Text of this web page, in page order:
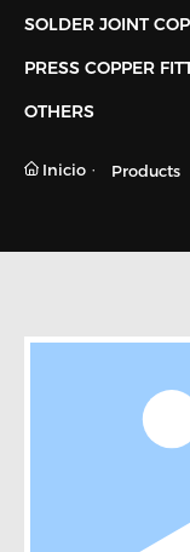
SOLDER JOINT
PRESS COPPER
OTHERS
Inicio Products